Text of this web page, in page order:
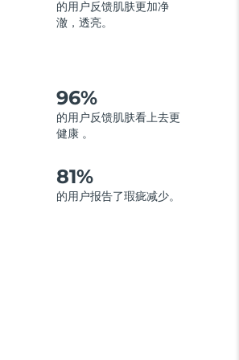
的用户反馈肌肤更加净
澈，透亮。
96%
的用户反馈肌肤看上去更
健康 。
81%
的用户报告了瑕疵减少。